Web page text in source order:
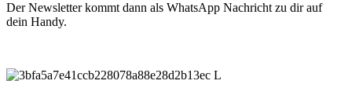
Der Newsletter kommt dann als WhatsApp Nachricht zu dir auf
dein Handy.